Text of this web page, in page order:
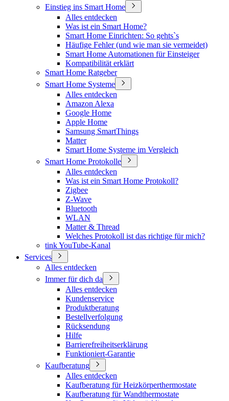
Einstieg ins Smart Home
Alles entdecken
Was ist ein Smart Home?
Smart Home Einrichten: So gehts`s
Häufige Fehler (und wie man sie vermeidet)
Smart Home Automationen für Einsteiger
Kompatibilität erklärt
Smart Home Ratgeber
Smart Home Systeme
Alles entdecken
Amazon Alexa
Google Home
Apple Home
Samsung SmartThings
Matter
Smart Home Systeme im Vergleich
Smart Home Protokolle
Alles entdecken
Was ist ein Smart Home Protokoll?
Zigbee
Z-Wave
Bluetooth
WLAN
Matter & Thread
Welches Protokoll ist das richtige für mich?
tink YouTube-Kanal
Services
Alles entdecken
Immer für dich da
Alles entdecken
Kundenservice
Produktberatung
Bestellverfolgung
Rücksendung
Hilfe
Barrierefreiheitserklärung
Funktioniert-Garantie
Kaufberatung
Alles entdecken
Kaufberatung für Heizkörperthermostate
Kaufberatung für Wandthermostate